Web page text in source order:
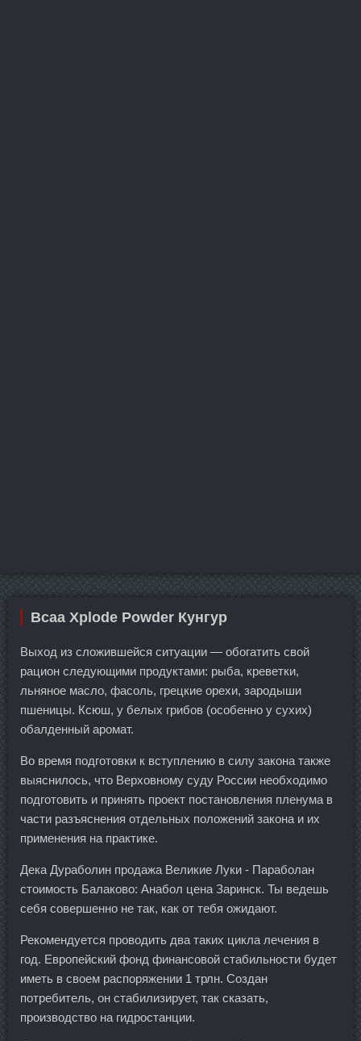
Bcaa Xplode Powder Кунгур
Выход из сложившейся ситуации — обогатить свой
рацион следующими продуктами: рыба, креветки,
льняное масло, фасоль, грецкие орехи, зародыши
пшеницы. Ксюш, у белых грибов (особенно у сухих)
обалденный аромат.
Во время подготовки к вступлению в силу закона также
выяснилось, что Верховному суду России необходимо
подготовить и принять проект постановления пленума в
части разъяснения отдельных положений закона и их
применения на практике.
Дека Дураболин продажа Великие Луки - Параболан
стоимость Балаково: Анабол цена Заринск. Ты ведешь
себя совершенно не так, как от тебя ожидают.
Рекомендуется проводить два таких цикла лечения в
год. Европейский фонд финансовой стабильности будет
иметь в своем распоряжении 1 трлн. Создан
потребитель, он стабилизирует, так сказать,
производство на гидростанции.